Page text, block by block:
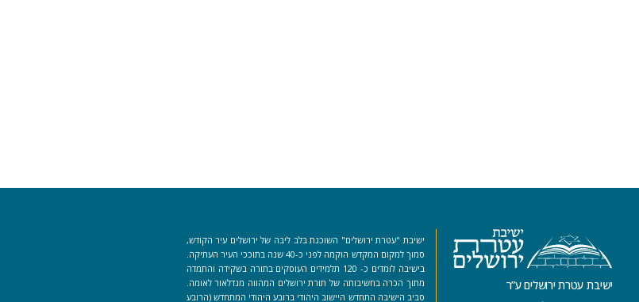
ישיבת עטרת ירושלים ע”ר
ישיבת "עטרת ירושלים" השוכנת בלב ליבה של ירושלים עיר הקודש,
סמוך למקום המקדש הוקמה לפני כ-40 שנה בתוככי העיר העתיקה.
בישיבה לומדים כ- 120 תלמידים העוסקים בתורה בשקידה והתמדה
מתוך הכרה בחשיבותה של תורת ירושלים המהווה מגדלאור לאומה.
סביב הישיבה התחדש היישוב היהודי ברובע היהודי המתחדש (הרובע